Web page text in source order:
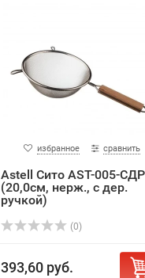
избранное сравнить
Astell Сито AST-005-
(20,0см, нерж., с дер.
ручкой)
(0)
393,60 руб.